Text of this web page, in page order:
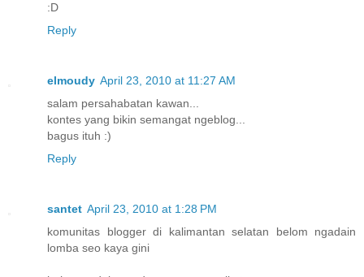
:D
Reply
elmoudy April 23, 2010 at 11:27 AM
salam persahabatan kawan...
kontes yang bikin semangat ngeblog...
bagus ituh :)
Reply
santet April 23, 2010 at 1:28 PM
komunitas blogger di kalimantan selatan belom ngadain
lomba seo kaya gini